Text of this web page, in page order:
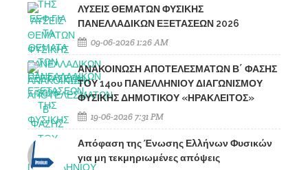
ΛΥΣΕΙΣ ΘΕΜΑΤΩΝ ΦΥΣΙΚΗΣ
ΠΑΝΕΛΛΑΔΙΚΩΝ ΕΞΕΤΑΣΕΩΝ 2026
09-06-2026 1:26 AM
ΑΝΑΚΟΙΝΩΣΗ ΑΠΟΤΕΛΕΣΜΑΤΩΝ Β΄ ΦΑΣΗΣ
ΤΟΥ 14ου ΠΑΝΕΛΛΗΝΙΟΥ ΔΙΑΓΩΝΙΣΜΟΥ
ΦΥΣΙΚΗΣ ΔΗΜΟΤΙΚΟΥ «ΗΡΑΚΛΕΙΤΟΣ»
19-06-2026 7:31 PM
Απόφαση της Ένωσης Ελλήνων Φυσικών
για μη τεκμηριωμένες απόψεις